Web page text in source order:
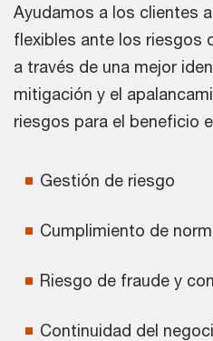
Ayudamos a los clientes
flexibles ante los riesgos
a través de una mejor
mitigación y el
riesgos para el beneficio
Gestión de riesgo
Cumplimiento de
Riesgo de fraude y
Continuidad del